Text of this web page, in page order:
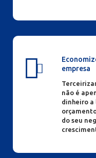
empresa
não é
dinheiro a
do seu